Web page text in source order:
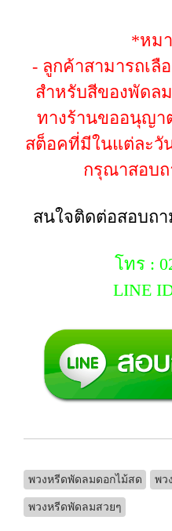
*หม
- ลูกค้าสามารถเ
สำหรับสีของพัดล
ทางร้านขออนุญา
สต็อคที่มีในแต่ละวั
กรุณาสอบ
สนใจติดต่อสอบถ
โทร :
LINE
พวงหรีดพัดลมดอกไม้สด พว
พวงหรีดพัดลมสวยๆ